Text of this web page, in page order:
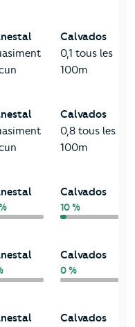
Calvados
0,1 tous les
100m
Calvados
0,8 tous les
100m
Calvados
10 %
Calvados
0 %
Calvados